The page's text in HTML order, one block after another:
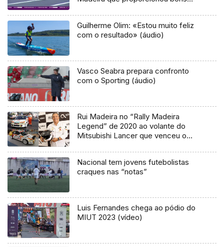
Faial
Guilherme Olim: «Estou muito feliz
com o resultado» (áudio)
Vasco Seabra prepara confronto
com o Sporting (áudio)
Rui Madeira no “Rally Madeira
Legend” de 2020 ao volante do
Mitsubishi Lancer que venceu o
Produção
Nacional tem jovens futebolistas
craques nas “notas”
Luis Fernandes chega ao pódio do
MIUT 2023 (vídeo)